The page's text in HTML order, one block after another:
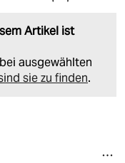
Artikel ist
ausgewählten
sie zu finden.